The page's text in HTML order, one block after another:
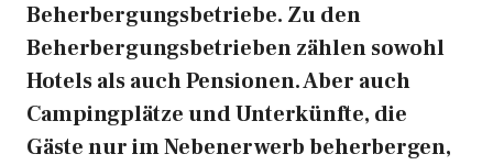
Beherbergungsbetriebe. Zu den
Beherbergungsbetrieben zählen sowohl
Hotels als auch Pensionen. Aber auch
Campingplätze und Unterkünfte, die
Gäste nur im Nebenerwerb beherbergen,